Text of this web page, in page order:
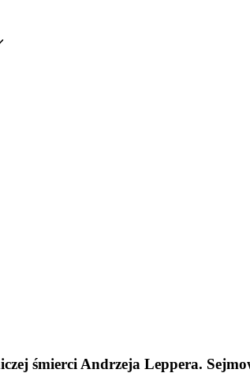
śmierci Andrzeja Leppera.